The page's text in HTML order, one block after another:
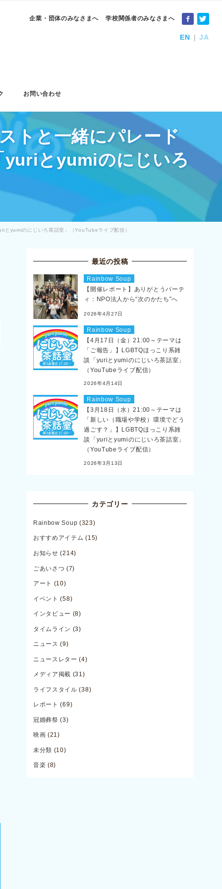
企業・団体のみなさまへ 学校関係者のみなさまへ
EN JA
お問い合わせ
トと一緒にパレード
yuriとyumiのにじいろ
yumiのにじいろ茶話室」（YouTubeライブ配信）
最近の投稿
Rainbow Soup
【開催レポート】ありがとうパーテ
ィ：NPO法人から“次のかたち”へ
2026年4月27日
Rainbow Soup
【4月17日（金）21:00～テーマは
「ご報告」】LGBTQほっこり系雑
談「yuriとyumiのにじいろ茶話室」
（YouTubeライブ配信）
2026年4月14日
Rainbow Soup
【3月18日（水）21:00～テーマは
「新しい（職場や学校）環境でどう
過ごす？」】LGBTQほっこり系雑
談「yuriとyumiのにじいろ茶話室」
（YouTubeライブ配信）
2026年3月13日
カテゴリー
Rainbow Soup (323)
おすすめアイテム (15)
お知らせ (214)
ごあいさつ (7)
アート (10)
イベント (58)
インタビュー (8)
タイムライン (3)
ニュース (9)
ニュースレター (4)
メディア掲載 (31)
ライフスタイル (38)
レポート (69)
冠婚葬祭 (3)
映画 (21)
未分類 (10)
音楽 (8)